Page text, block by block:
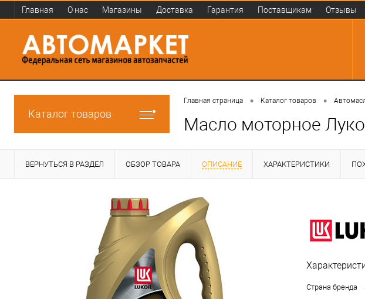
Главная О нас Магазины Доставка Гарантия Поставщикам Отзывы
Каталог товаров
Главная страница • Каталог товаров •
Масло моторное
ВЕРНУТЬСЯ В РАЗДЕЛ ОБЗОР ТОВАРА ОПИСАНИЕ ХАРАКТЕРИСТИКИ
Страна бренда